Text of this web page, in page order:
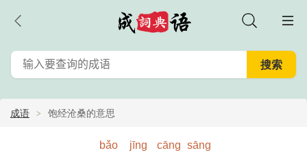
成语 饱经沧桑的意思
bǎo jīng cāng sāng